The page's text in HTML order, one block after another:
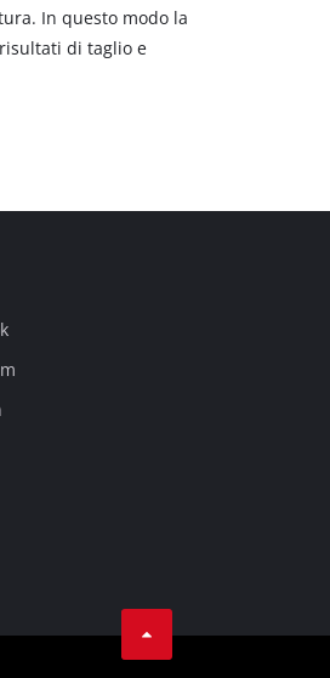
In questo modo la
di taglio e